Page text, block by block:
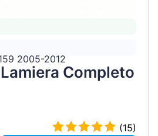
2005-2012
Completo
(15)